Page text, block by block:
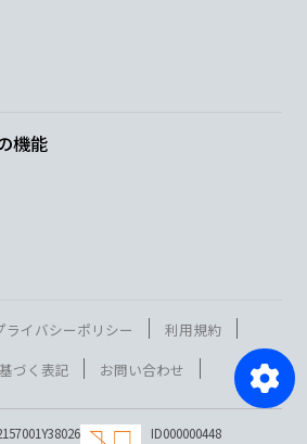
機能
ライバシーポリシー
利用規約
づく表記
お問い合わせ
ID000000448